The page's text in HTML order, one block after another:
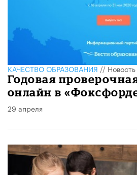
КАЧЕСТВО ОБРАЗОВАНИЯ//Новость
Годовая
онлайн в
29 апреля